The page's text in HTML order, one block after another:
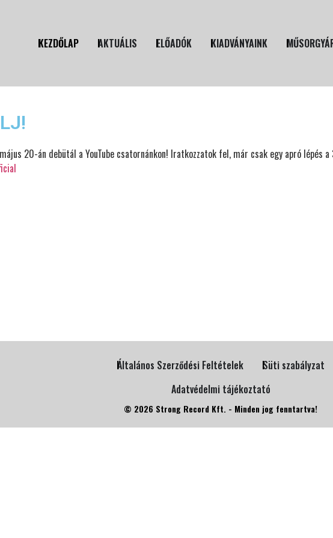
KEZDŐLAP AKTUÁLIS ELŐADÓK KIADVÁNYAINK
20-án debütál a YouTube csatornánkon! Iratkozzatok fel, már csak egy apró
Általános Szerződési Feltételek
Süti szabályzat
Adatvédelmi tájékoztató
© 2026 Strong Record Kft. - Minden jog fenntartva!